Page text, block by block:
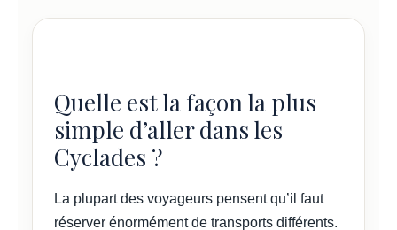
Quelle est la façon la plus
simple d’aller dans les
Cyclades ?
La plupart des voyageurs pensent qu’il faut
réserver énormément de transports différents.